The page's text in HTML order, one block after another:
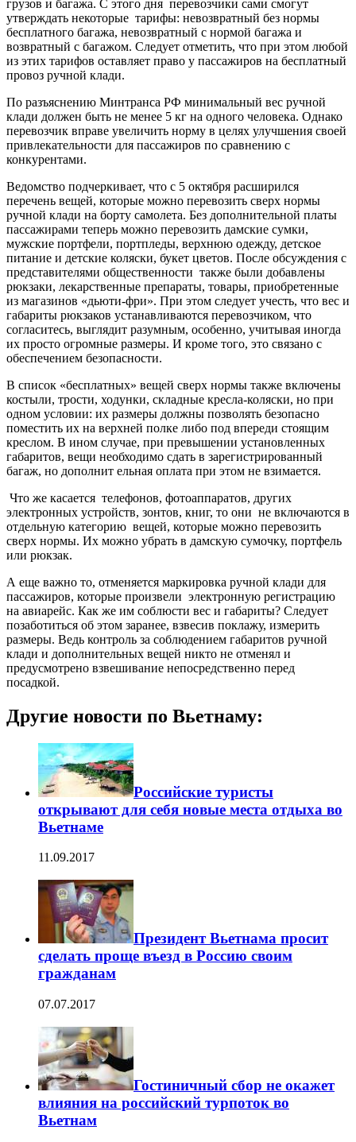
грузов и багажа. С этого дня перевозчики сами смогут
утверждать некоторые тарифы: невозвратный без нормы
бесплатного багажа, невозвратный с нормой багажа и
возвратный с багажом. Следует отметить, что при этом любой
из этих тарифов оставляет право у пассажиров на бесплатный
провоз ручной клади.
По разъяснению Минтранса РФ минимальный вес ручной
клади должен быть не менее 5 кг на одного человека. Однако
перевозчик вправе увеличить норму в целях улучшения своей
привлекательности для пассажиров по сравнению с
конкурентами.
Ведомство подчеркивает, что с 5 октября расширился
перечень вещей, которые можно перевозить сверх нормы
ручной клади на борту самолета. Без дополнительной платы
пассажирами теперь можно перевозить дамские сумки,
мужские портфели, портпледы, верхнюю одежду, детское
питание и детские коляски, букет цветов. После обсуждения с
представителями общественности также были добавлены
рюкзаки, лекарственные препараты, товары, приобретенные
из магазинов «дьюти-фри». При этом следует учесть, что вес и
габариты рюкзаков устанавливаются перевозчиком, что
согласитесь, выглядит разумным, особенно, учитывая иногда
их просто огромные размеры. И кроме того, это связано с
обеспечением безопасности.
В список «бесплатных» вещей сверх нормы также включены
костыли, трости, ходунки, складные кресла-коляски, но при
одном условии: их размеры должны позволять безопасно
поместить их на верхней полке либо под впереди стоящим
креслом. В ином случае, при превышении установленных
габаритов, вещи необходимо сдать в зарегистрированный
багаж, но дополнит ельная оплата при этом не взимается.
Что же касается телефонов, фотоаппаратов, других
электронных устройств, зонтов, книг, то они не включаются в
отдельную категорию вещей, которые можно перевозить
сверх нормы. Их можно убрать в дамскую сумочку, портфель
или рюкзак.
А еще важно то, отменяется маркировка ручной клади для
пассажиров, которые произвели электронную регистрацию
на авиарейс. Как же им соблюсти вес и габариты? Следует
позаботиться об этом заранее, взвесив поклажу, измерить
размеры. Ведь контроль за соблюдением габаритов ручной
клади и дополнительных вещей никто не отменял и
предусмотрено взвешивание непосредственно перед
посадкой.
Другие новости по Вьетнаму:
Российские туристы
открывают для себя новые места отдыха во
Вьетнаме
11.09.2017
Президент Вьетнама просит
сделать проще въезд в Россию своим
гражданам
07.07.2017
Гостиничный сбор не окажет
влияния на российский турпоток во
Вьетнам